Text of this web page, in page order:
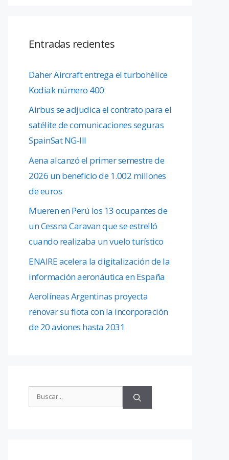
Entradas recientes
Daher Aircraft entrega el turbohélice
Kodiak número 400
Airbus se adjudica el contrato para el
satélite de comunicaciones seguras
SpainSat NG-III
Aena alcanzó el primer semestre de
2026 un beneficio de 1.002 millones
de euros
Mueren en Perú los 13 ocupantes de
un Cessna Caravan que se estrelló
cuando realizaba un vuelo turístico
ENAIRE acelera la digitalización de la
información aeronáutica en España
Aerolíneas Argentinas proyecta
renovar su flota con la incorporación
de 20 aviones hasta 2031